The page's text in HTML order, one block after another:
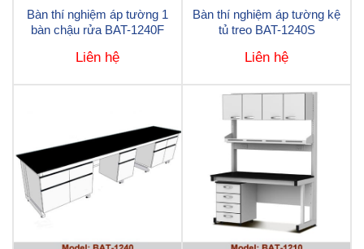
Bàn thí nghiệm áp tường 1
bàn chậu rửa BAT-1240F
Liên hệ
Bàn thí nghiệm áp tường kệ
tủ treo BAT-1240S
Liên hệ